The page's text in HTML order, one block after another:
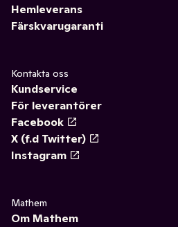
Hemleverans
Färskvarugaranti
Kontakta oss
Kundservice
För leverantörer
Facebook
X (f.d Twitter)
Instagram
Mathem
Om Mathem